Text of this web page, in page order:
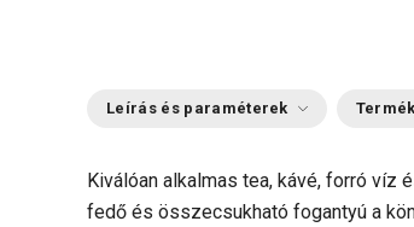
Leírás és paraméterek
Kiválóan alkalmas tea, kávé, forró
fedő és összecsukható fogantyú a